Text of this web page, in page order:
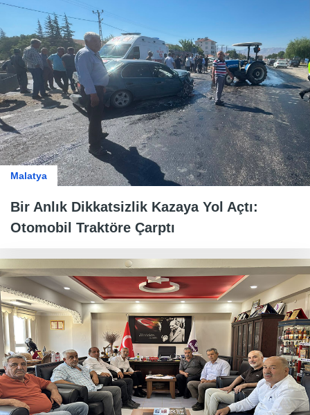
Malatya
Bir Anlık Dikkatsizlik Kazaya Yol Açtı:
Otomobil Traktöre Çarptı